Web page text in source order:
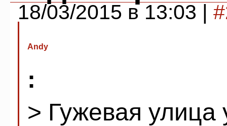
18/03/2015 в 13:03 |
Andy
:
> Гужевая улица